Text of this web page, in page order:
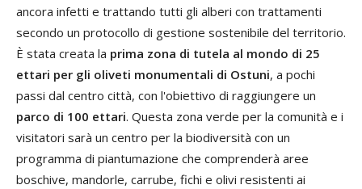
ancora infetti e trattando tutti gli alberi con trattamenti
secondo un protocollo di gestione sostenibile del territorio.
È stata creata la prima zona di tutela al mondo di 25
ettari per gli oliveti monumentali di Ostuni, a pochi
passi dal centro città, con l'obiettivo di raggiungere un
parco di 100 ettari. Questa zona verde per la comunità e i
visitatori sarà un centro per la biodiversità con un
programma di piantumazione che comprenderà aree
boschive, mandorle, carrube, fichi e olivi resistenti ai